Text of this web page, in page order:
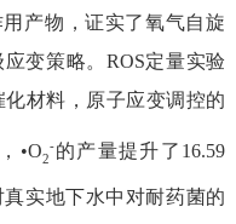
产物 ，证实了氧气自旋
应变策略。 ROS定量实验
化材料，原子应变调控的
•O2
-的产量提升了 16.59
实地下水中对耐药菌的